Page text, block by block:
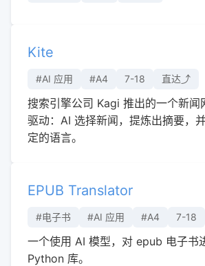
Kite
#AI 应用 #A4 7-18 直达⤴︎
搜索引擎公司 Kagi 推出的一个新闻
驱动：AI 选择新闻，提炼出摘要，
定的语言。
EPUB Translator
#电子书 #AI 应用 #A4 7-18
一个使用 AI 模型，对 epub 电子书
Python 库。